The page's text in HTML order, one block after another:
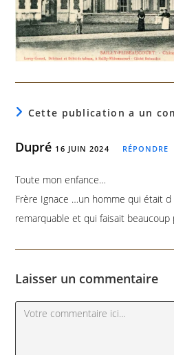
Cette publication a un
Dupré 16 JUIN 2024 RÉPONDRE
Toute mon enfance…
Frère Ignace …un homme qui était
remarquable et qui faisait
Laisser un commentaire